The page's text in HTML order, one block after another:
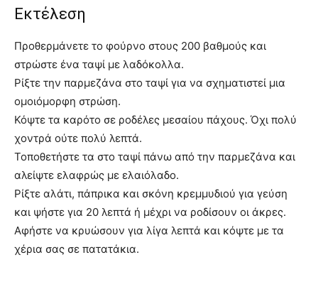
Εκτέλεση
Προθερμάνετε το φούρνο στους 200 βαθμούς και
στρώστε ένα ταψί με λαδόκολλα.
Ρίξτε την παρμεζάνα στο ταψί για να σχηματιστεί μια
ομοιόμορφη στρώση.
Κόψτε τα καρότο σε ροδέλες μεσαίου πάχους. Όχι πολύ
χοντρά ούτε πολύ λεπτά.
Τοποθετήστε τα στο ταψί πάνω από την παρμεζάνα και
αλείψτε ελαφρώς με ελαιόλαδο.
Ρίξτε αλάτι, πάπρικα και σκόνη κρεμμυδιού για γεύση
και ψήστε για 20 λεπτά ή μέχρι να ροδίσουν οι άκρες.
Αφήστε να κρυώσουν για λίγα λεπτά και κόψτε με τα
χέρια σας σε πατατάκια.